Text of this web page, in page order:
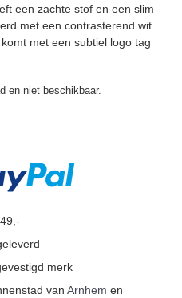
een zachte stof en een slim
met een contrasterend wit
met een subtiel logo tag
en niet beschikbaar.
merk
van Arnhem en